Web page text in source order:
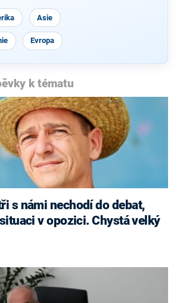
Asie
Evropa
k tématu
s námi nechodí do debat,
v opozici. Chystá velký